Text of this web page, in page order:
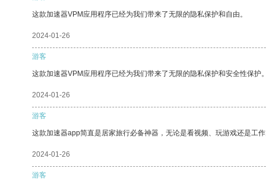
这款加速器VPM应用程序已经为我们带来了无限的隐私保护和自由。
2024-01-26
游客
这款加速器VPM应用程序已经为我们带来了无限的隐私保护和安全性保护
2024-01-26
游客
这款加速器app简直是居家旅行必备神器，无论是看视频、玩游戏还是工
2024-01-26
游客